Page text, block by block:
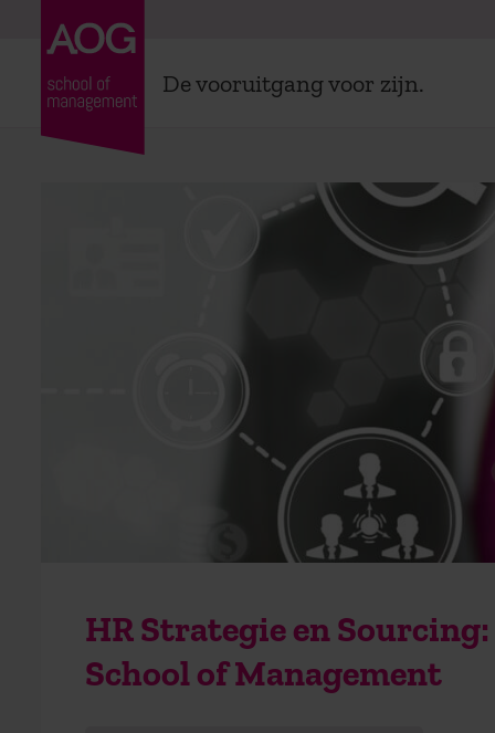
De vooruitgang voor zijn.
HR Strategie en
School of Management